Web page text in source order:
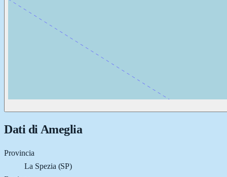
Dati di Ameglia
Provincia
La Spezia (SP)